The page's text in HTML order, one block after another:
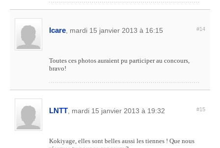
Icare , mardi 15 janvier 2013 à 16:15 #14
Toutes ces photos auraient pu participer au concours,
bravo!
LNTT , mardi 15 janvier 2013 à 19:32 #15
Kokiyage, elles sont belles aussi les tiennes ! Que nous